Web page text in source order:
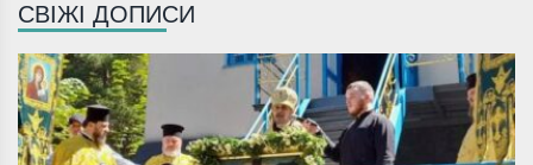
СВІЖІ ДОПИСИ